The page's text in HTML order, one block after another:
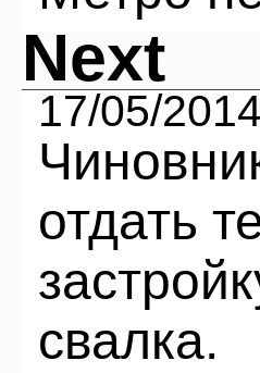
Next
17/05/
отдать
свалка.